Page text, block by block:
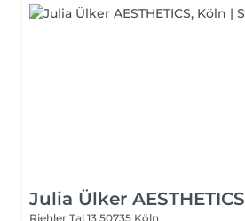
Julia Ülker AESTHETICS
Riehler Tal 13 50735 Köln